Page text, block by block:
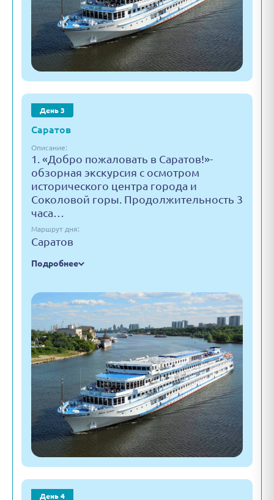
День 3
Саратов
Описание:
1. «Добро пожаловать в Саратов!»-
обзорная экскурсия с осмотром
исторического центра города и
Соколовой горы. Продолжительность 3
часа…
Маршрут дня:
Саратов
Подробнее
День 4